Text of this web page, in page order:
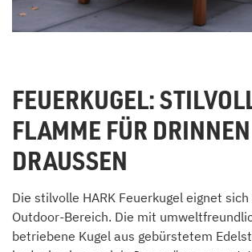
FEUERKUGEL:
FLAMME FÜR
DRAUSSEN
Die stilvolle HARK Feuerkugel eignet
Outdoor-Bereich. Die mit
betriebene Kugel aus gebürstetem